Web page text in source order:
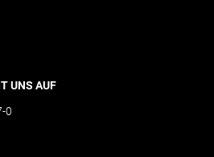
UNS AUF
0